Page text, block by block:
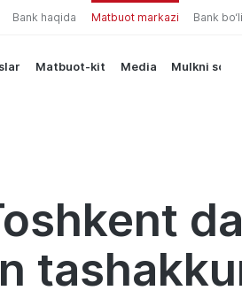
Bank haqida Matbuot markazi Bank
Matbuot-kit Media Mulkni sotish